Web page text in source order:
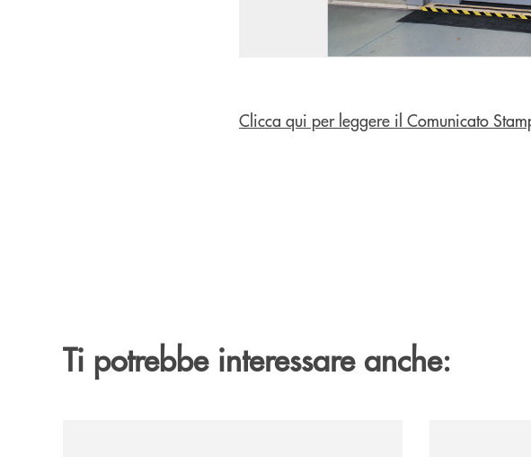
Clicca qui per leggere il Comunicato
Ti potrebbe interessare anche: